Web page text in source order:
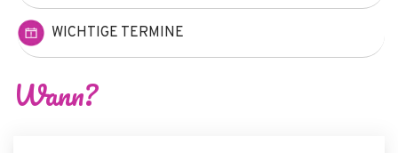
WICHTIGE TERMINE
Wann?